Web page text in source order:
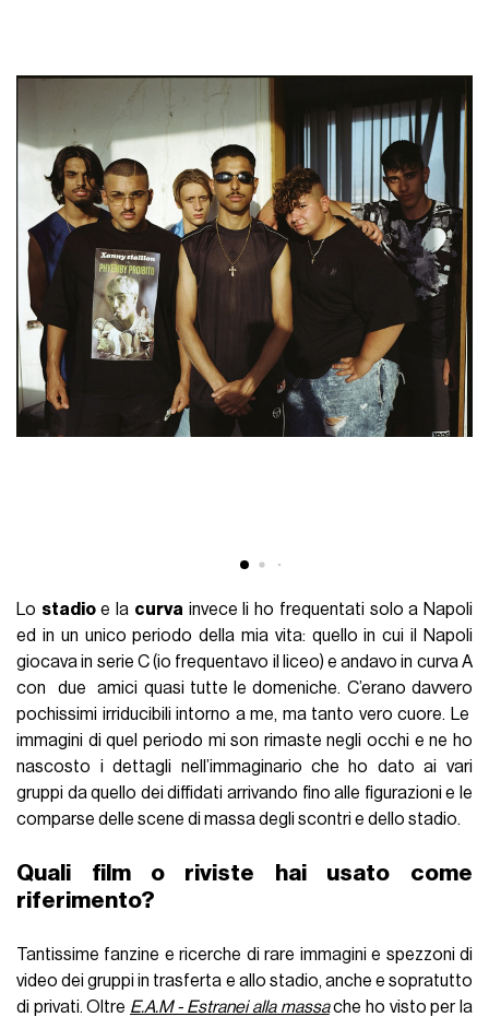
Lo stadioe la curva invece li ho frequentati solo a Napoli
ed in un unico periodo della mia vita: quello in cui il Napoli
giocava in serie C (io frequentavo il liceo) e andavo in curva A
con due amici quasi tutte le domeniche. C’erano davvero
pochissimi irriducibili intorno a me, ma tanto vero cuore. Le
immagini di quel periodo mi son rimaste negli occhi e ne ho
nascosto i dettagli nell’immaginario che ho dato ai vari
gruppi da quello dei diffidati arrivando fino alle figurazioni e le
comparse delle scene di massa degli scontri e dello stadio.
Quali film o riviste hai usato come
riferimento?
Tantissime fanzine e ricerche di rare immagini e spezzoni di
video dei gruppi in trasferta e allo stadio, anche e sopratutto
di privati. Oltre E.A.M - Estranei alla massache ho visto per la